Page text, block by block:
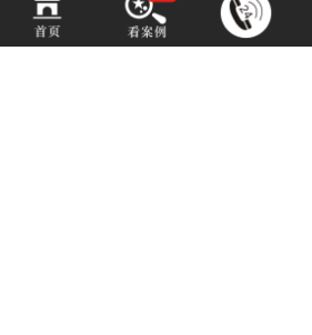
-您是否有类似